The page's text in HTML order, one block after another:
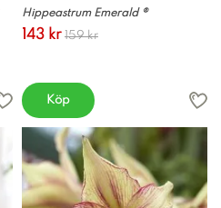
Hippeastrum Emerald ®
143 kr 159 kr
Köp